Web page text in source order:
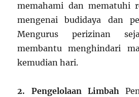
memahami dan mematuhi
mengenai budidaya dan
Mengurus perizinan
membantu menghindari
kemudian hari.
2. Pengelolaan Limbah